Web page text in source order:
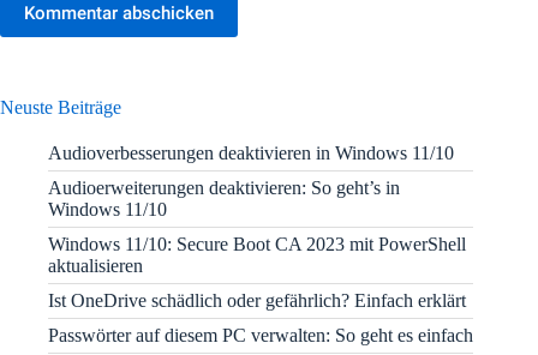
Kommentar abschicken
Neuste Beiträge
Audioverbesserungen deaktivieren in Windows 11/10
Audioerweiterungen deaktivieren: So geht’s in
Windows 11/10
Windows 11/10: Secure Boot CA 2023 mit PowerShell
aktualisieren
Ist OneDrive schädlich oder gefährlich? Einfach erklärt
Passwörter auf diesem PC verwalten: So geht es einfach